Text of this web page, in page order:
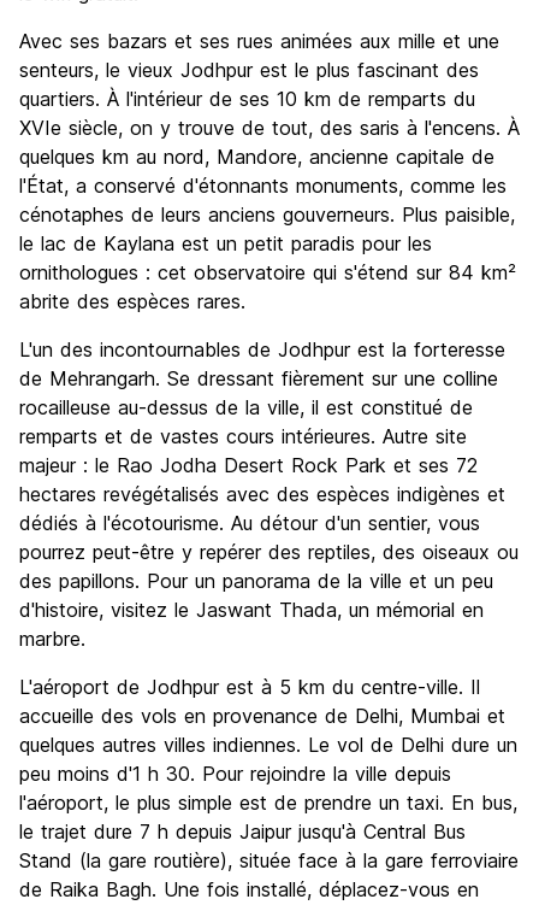
Avec ses bazars et ses rues animées aux mille et une
senteurs, le vieux Jodhpur est le plus fascinant des
quartiers. À l'intérieur de ses 10 km de remparts du
XVIe siècle, on y trouve de tout, des saris à l'encens. À
quelques km au nord, Mandore, ancienne capitale de
l'État, a conservé d'étonnants monuments, comme les
cénotaphes de leurs anciens gouverneurs. Plus paisible,
le lac de Kaylana est un petit paradis pour les
ornithologues : cet observatoire qui s'étend sur 84 km²
abrite des espèces rares.
L'un des incontournables de Jodhpur est la forteresse
de Mehrangarh. Se dressant fièrement sur une colline
rocailleuse au-dessus de la ville, il est constitué de
remparts et de vastes cours intérieures. Autre site
majeur : le Rao Jodha Desert Rock Park et ses 72
hectares revégétalisés avec des espèces indigènes et
dédiés à l'écotourisme. Au détour d'un sentier, vous
pourrez peut-être y repérer des reptiles, des oiseaux ou
des papillons. Pour un panorama de la ville et un peu
d'histoire, visitez le Jaswant Thada, un mémorial en
marbre.
L'aéroport de Jodhpur est à 5 km du centre-ville. Il
accueille des vols en provenance de Delhi, Mumbai et
quelques autres villes indiennes. Le vol de Delhi dure un
peu moins d'1 h 30. Pour rejoindre la ville depuis
l'aéroport, le plus simple est de prendre un taxi. En bus,
le trajet dure 7 h depuis Jaipur jusqu'à Central Bus
Stand (la gare routière), située face à la gare ferroviaire
de Raika Bagh. Une fois installé, déplacez-vous en